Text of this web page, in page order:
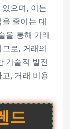
으며, 이는
줄이는 데
을 통해 거래
로, 거래의
기술적 발전
, 거래 비용
드